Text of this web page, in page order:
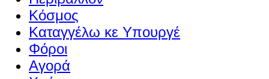
Κόσμος
Καταγγέλω κε Υπουργέ
Φόροι
Αγορά